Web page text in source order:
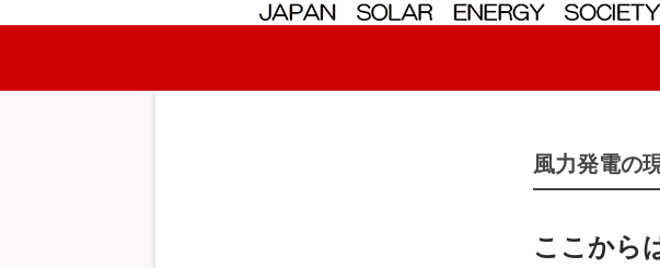
コンテンツへスキップ
風力発電の
ここから